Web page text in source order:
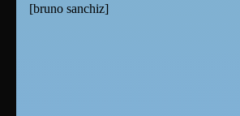
[bruno sanchiz]